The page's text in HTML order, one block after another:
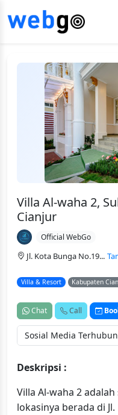
Villa Al-waha 2,
Cianjur
Official WebGo
Jl. Kota Bunga No.19...
Villa & Resort Kabupaten
Chat Call
Sosial Media
Deskripsi :
Villa Al-waha 2
lokasinya berada di